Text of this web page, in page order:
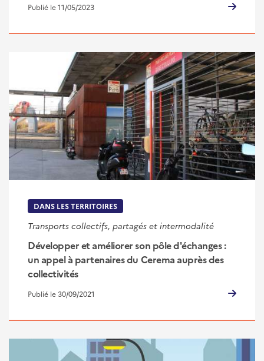
Publié le 11/05/2023
DANS LES TERRITOIRES
Transports collectifs, partagés et intermodalité
Développer et améliorer son pôle d'échanges :
un appel à partenaires du Cerema auprès des
collectivités
Publié le 30/09/2021